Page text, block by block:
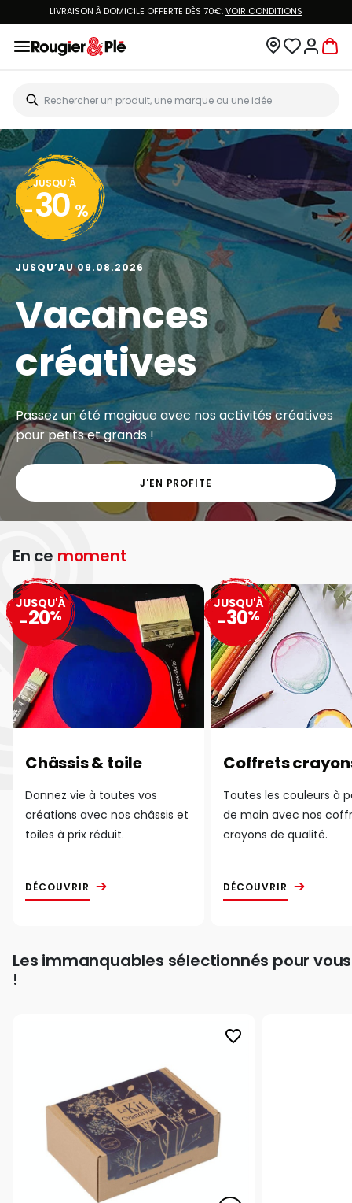
LIVRAISON À DOMICILE OFFERTE DÈS 70€.VOIR CONDITIONS
JUSQU'À
- 30 %
JUSQU’AU 09.08.2026
Vacances
créatives
Passez un été magique avec nos activités créatives
pour petits et grands !
J'EN PROFITE
En ce moment
Châssis & toile
Donnez vie à toutes vos
créations avec nos châssis et
toiles à prix réduit.
DÉCOUVRIR
JUSQU'À
-20%
Coffrets
Toutes les couleurs à
de main avec nos
crayons de qualité.
DÉCOUVRIR
JUSQU'À
-30%
Les immanquables sélectionnés pour vous
!
favorite_border